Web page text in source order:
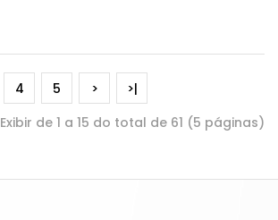
4 5 >
>|
Exibir de 1 a 15 do total de 61 (5 páginas)